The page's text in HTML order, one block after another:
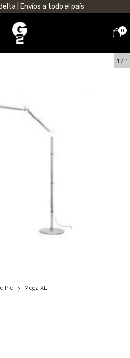
| Envíos a todo el país
0
1 / 1
Pie > Mega XL